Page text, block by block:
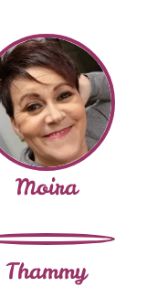
Moira
Thammy